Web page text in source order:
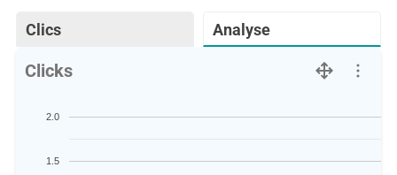
Clics Analyse
Clicks
1.5
2.0